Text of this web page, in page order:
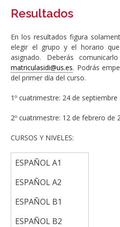
Resultados
En los resultados figura
elegir el grupo y el horario
asignado. Deberás
matriculasidi@us.es. Podrás
del primer día del curso.
1º cuatrimestre: 24 de septiembre
2º cuatrimestre: 12 de febrero de
CURSOS Y NIVELES:
ESPAÑOL A1
ESPAÑOL A2
ESPAÑOL B1
ESPAÑOL B2